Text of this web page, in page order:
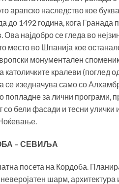
арапско наследство кое
до 1492 година, кога Гранада
најдобро се гледа во
место во Шпанија кое
монументален
католичките кралеви (поглед
се изедначува само со
попладне за лични програми,
со бели фасади и тесни
– СЕВИЉА
посета на Кордоба.
шарм, архитектура